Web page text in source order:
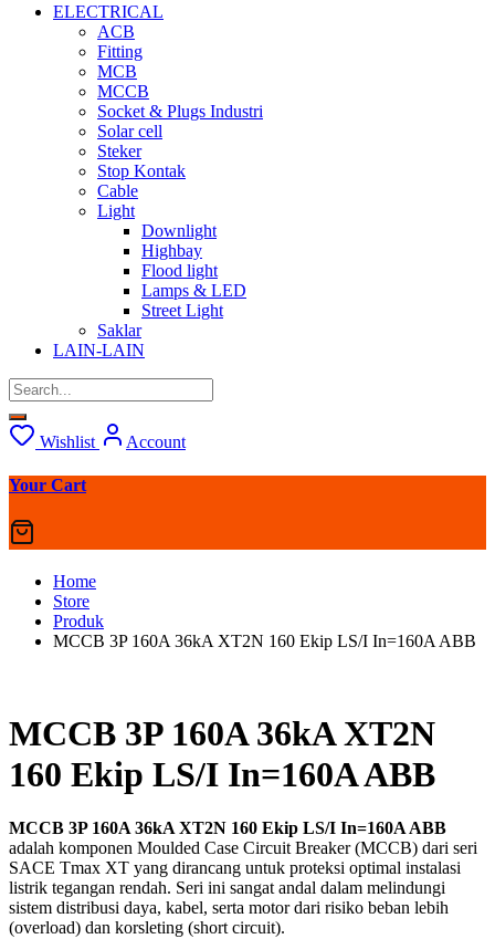
ELECTRICAL
ACB
Fitting
MCB
MCCB
Socket & Plugs Industri
Solar cell
Steker
Stop Kontak
Cable
Light
Downlight
Highbay
Flood light
Lamps & LED
Street Light
Saklar
LAIN-LAIN
Wishlist Account
Your Cart
Home
Store
Produk
MCCB 3P 160A 36kA XT2N 160 Ekip LS/I In=160A ABB
MCCB 3P 160A 36kA XT2N
160 Ekip LS/I In=160A ABB
MCCB 3P 160A 36kA XT2N 160 Ekip LS/I In=160A ABB
adalah komponen Moulded Case Circuit Breaker (MCCB) dari seri
SACE Tmax XT yang dirancang untuk proteksi optimal instalasi
listrik tegangan rendah. Seri ini sangat andal dalam melindungi
sistem distribusi daya, kabel, serta motor dari risiko beban lebih
(overload) dan korsleting (short circuit).